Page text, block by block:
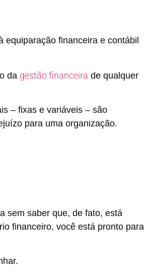
financeira e contábil
da gestão financeira de qualquer
– fixas e variáveis – são
para uma organização.
sem saber que, de fato, está
financeiro, você está pronto para